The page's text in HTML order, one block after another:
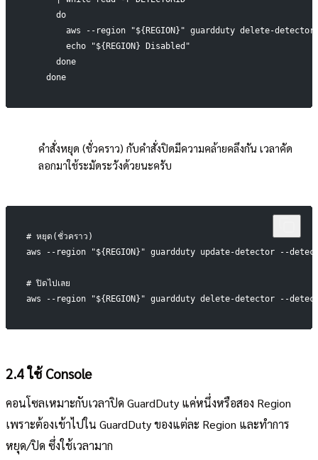
      do
aws --region "${REGION}" guardduty delete-
        echo "${REGION} Disabled"
      done
    done
คำสั่งหยุด (ชั่วคราว) กับคำสั่งปิดมีความคล้ายคลึงกัน เวลาคัด
ลอกมาใช้ระมัดระวังด้วยนะครับ
# หยุด(ชั่วคราว)
aws --region "${REGION}" guardduty update-detector --
# ปิดไปเลย
aws --region "${REGION}" guardduty delete-detector --
2.4 ใช้ Console
คอนโซลเหมาะกับเวลาปิด GuardDuty แค่หนึ่งหรือสอง Region
เพราะต้องเข้าไปใน GuardDuty ของแต่ละ Region และทำการ
หยุด/ปิด ซึ่งใช้เวลามาก